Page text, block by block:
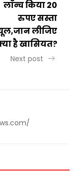
लॉन्च किया 20
रुपए सस्ता
लीजिए
है खासियत?
Next post